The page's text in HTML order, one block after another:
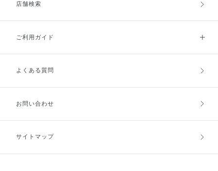
店舗検索
ご利用ガイド
ご利用ガイドトップ
お支払方法
キャンセル・返品・交換
よくある質問
お問い合わせ
サイトマップ